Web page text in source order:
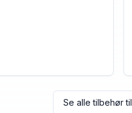
Se alle tilbehør til